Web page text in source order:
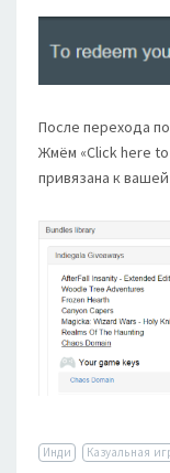
После перехода
Жмём «Click here
привязана к
Инди Казуальная